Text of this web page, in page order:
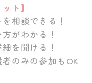
ト】
相談できる！
がわかる！
を聞ける！
のみの参加もOK